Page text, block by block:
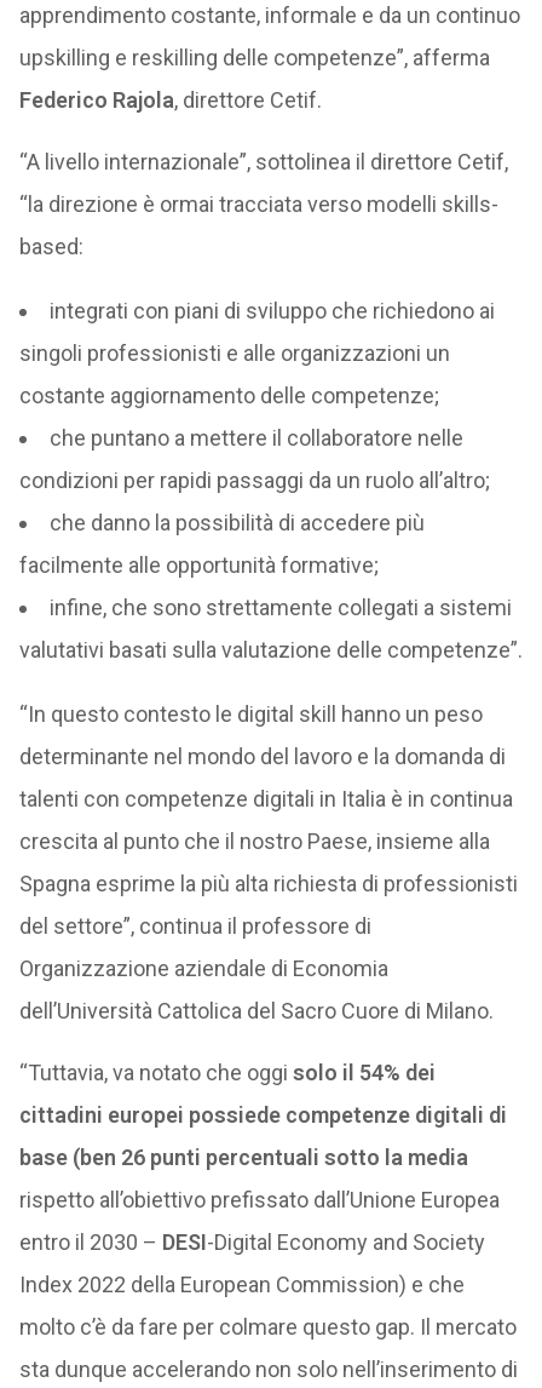
apprendimento costante, informale e da un continuo
upskilling e reskilling delle competenze”, afferma
Federico Rajola, direttore Cetif.
“A livello internazionale”, sottolinea il direttore Cetif,
“la direzione è ormai tracciata verso modelli skills-
based:
integrati con piani di sviluppo che richiedono ai
singoli professionisti e alle organizzazioni un
costante aggiornamento delle competenze;
che puntano a mettere il collaboratore nelle
condizioni per rapidi passaggi da un ruolo all’altro;
che danno la possibilità di accedere più
facilmente alle opportunità formative;
infine, che sono strettamente collegati a sistemi
valutativi basati sulla valutazione delle competenze”.
“In questo contesto le digital skill hanno un peso
determinante nel mondo del lavoro e la domanda di
talenti con competenze digitali in Italia è in continua
crescita al punto che il nostro Paese, insieme alla
Spagna esprime la più alta richiesta di professionisti
del settore”, continua il professore di
Organizzazione aziendale di Economia
dell’Università Cattolica del Sacro Cuore di Milano.
“Tuttavia, va notato che oggi solo il 54% dei
cittadini europei possiede competenze digitali di
base (ben 26 punti percentuali sotto la media
rispetto all’obiettivo prefissato dall’Unione Europea
entro il 2030 – DESI-Digital Economy and Society
Index 2022 della European Commission) e che
molto c’è da fare per colmare questo gap. Il mercato
sta dunque accelerando non solo nell’inserimento di